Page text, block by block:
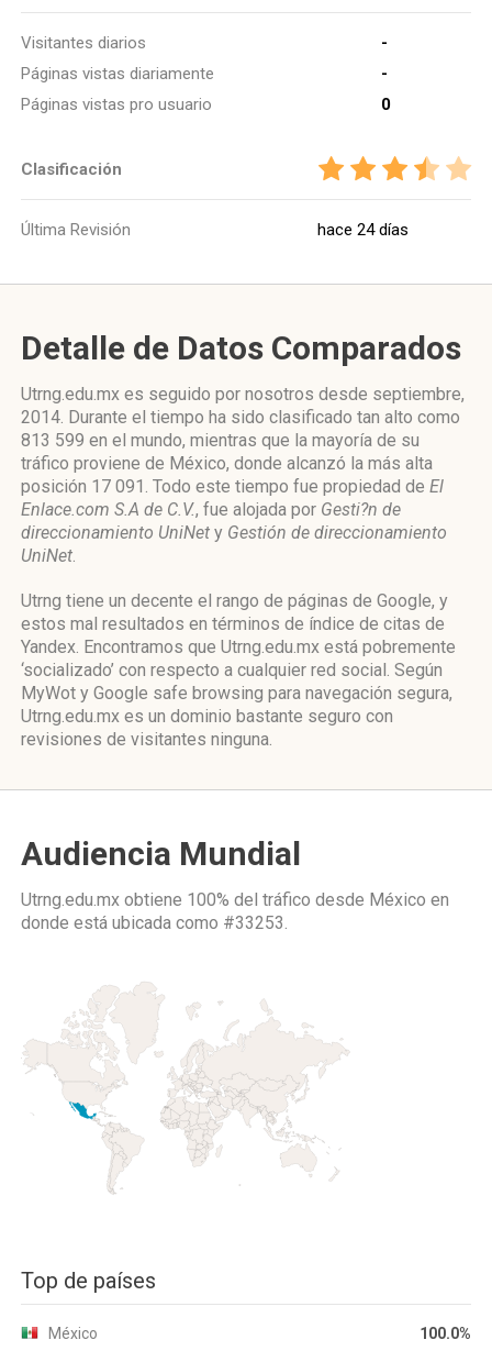
Visitantes diarios
-
Páginas vistas diariamente
-
Páginas vistas pro usuario
0
Clasificación
Última Revisión hace 24 días
Detalle de Datos Comparados
Utrng.edu.mx es seguido por nosotros desde septiembre,
2014. Durante el tiempo ha sido clasificado tan alto como
813 599 en el mundo, mientras que la mayoría de su
tráfico proviene de México, donde alcanzó la más alta
posición 17 091. Todo este tiempo fue propiedad de El
Enlace.com S.A de C.V., fue alojada por Gesti?n de
direccionamiento UniNet y Gestión de direccionamiento
UniNet.
Utrng tiene un decente el rango de páginas de Google, y
estos mal resultados en términos de índice de citas de
Yandex. Encontramos que Utrng.edu.mx está pobremente
‘socializado’ con respecto a cualquier red social. Según
MyWot y Google safe browsing para navegación segura,
Utrng.edu.mx es un dominio bastante seguro con
revisiones de visitantes ninguna.
Audiencia Mundial
Utrng.edu.mx obtiene 100% del tráfico desde México en
donde está ubicada como #33253.
Top de países
México 100.0%